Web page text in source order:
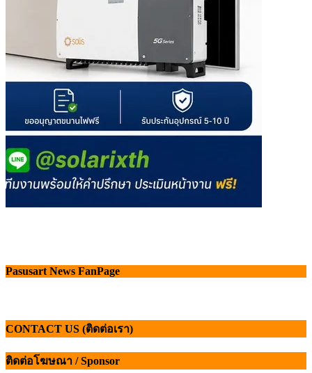
Pasusart News FanPage
CONTACT US (ติดต่อเรา)
ติดต่อโฆษณา / Sponsor